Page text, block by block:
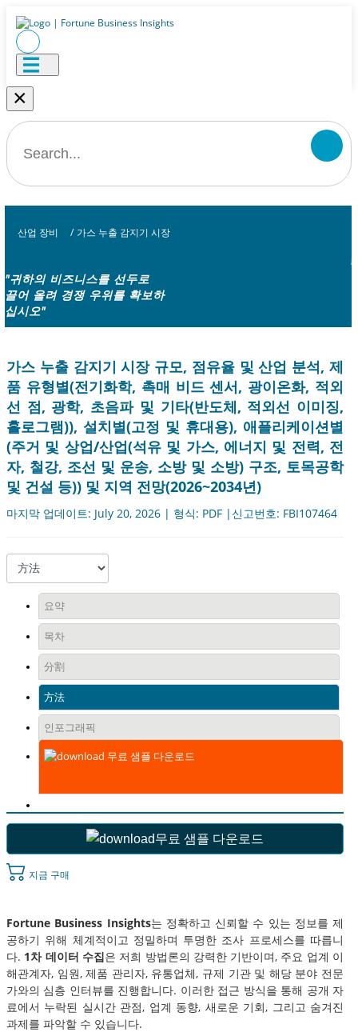
×
산업 장비 / 가스 누출 감지기 시장
"귀하의 비즈니스를 선두로
끌어 올려 경쟁 우위를 확보하
십시오"
가스 누출 감지기 시장 규모, 점유율 및 산업 분석, 제
품 유형별(전기화학, 촉매 비드 센서, 광이온화, 적외
선 점, 광학, 초음파 및 기타(반도체, 적외선 이미징,
홀로그램)), 설치별(고정 및 휴대용), 애플리케이션별
(주거 및 상업/산업(석유 및 가스, 에너지 및 전력, 전
자, 철강, 조선 및 운송, 소방 및 소방) 구조, 토목공학
및 건설 등)) 및 지역 전망(2026~2034년)
마지막 업데이트: July 20, 2026 | 형식: PDF |신고번호: FBI107464
요약
목차
分割
方法
인포그래픽
무료 샘플 다운로드
무료 샘플 다운로드
지금 구매
Fortune Business Insights는 정확하고 신뢰할 수 있는 정보를 제
공하기 위해 체계적이고 정밀하며 투명한 조사 프로세스를 따릅니
다. 1차 데이터 수집은 저희 방법론의 강력한 기반이며, 주요 업계 이
해관계자, 임원, 제품 관리자, 유통업체, 규제 기관 및 해당 분야 전문
가와의 심층 인터뷰를 진행합니다. 이러한 접근 방식을 통해 공개 자
료에서 누락된 실시간 관점, 업계 동향, 새로운 기회, 그리고 숨겨진
과제를 파악할 수 있습니다.